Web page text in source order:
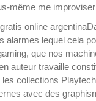
même me
alarmes lequel cela
que nos
auteur travaille
collections
avec des